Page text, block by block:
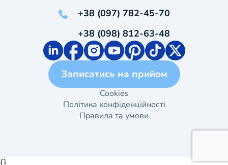
+38 (097) 782-45-70
+38 (098) 812-63-48
Записатись на прийом
Cookies
Політика конфіденційності
Правила та умови
{}